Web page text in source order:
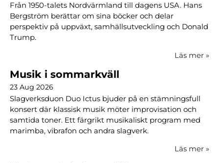
Från 1950-talets Nordvärmland till dagens USA. Hans
Bergström berättar om sina böcker och delar
perspektiv på uppväxt, samhällsutveckling och Donald
Trump.
Läs mer »
Musik i sommarkväll
23 Aug 2026
Slagverksduon Duo Ictus bjuder på en stämningsfull
konsert där klassisk musik möter improvisation och
samtida toner. Ett färgrikt musikaliskt program med
marimba, vibrafon och andra slagverk.
Läs mer »